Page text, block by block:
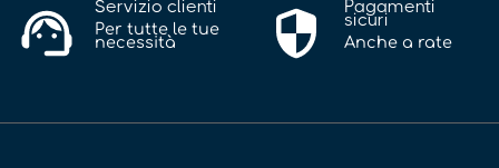
Servizio clienti
Per tutte le tue
necessità
Pagamenti
sicuri
Anche a rate